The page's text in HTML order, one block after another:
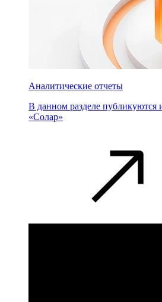
Аналитические отчеты
В данном разделе публикуются
«Солар»